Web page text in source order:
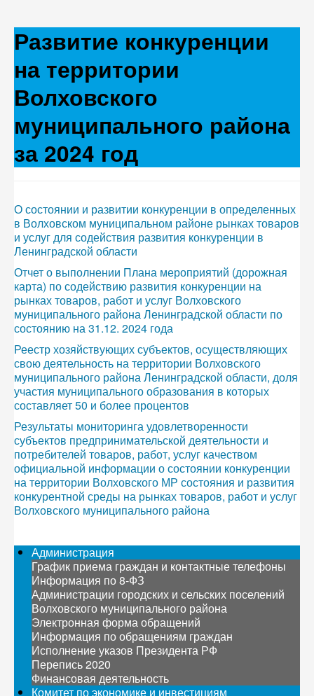
Развитие конкуренции
на территории
Волховского
муниципального района
за 2024 год
О состоянии и развитии конкуренции в определенных
в Волховском муниципальном районе рынках товаров
и услуг для содействия развития конкуренции в
Ленинградской области
Отчет о выполнении Плана мероприятий (дорожная
карта) по содействию развития конкуренции на
рынках товаров, работ и услуг Волховского
муниципального района Ленинградской области по
состоянию на 31.12. 2024 года
Реестр хозяйствующих субъектов, осуществляющих
свою деятельность на территории Волховского
муниципального района Ленинградской области, доля
участия муниципального образования в которых
составляет 50 и более процентов
Результаты мониторинга удовлетворенности
субъектов предпринимательской деятельности и
потребителей товаров, работ, услуг качеством
официальной информации о состоянии конкуренции
на территории Волховского МР состояния и развития
конкурентной среды на рынках товаров, работ и услуг
Волховского муниципального района
Администрация
График приема граждан и контактные телефоны
Информация по 8-ФЗ
Администрации городских и сельских поселений
Волховского муниципального района
Электронная форма обращений
Информация по обращениям граждан
Исполнение указов Президента РФ
Перепись 2020
Финансовая деятельность
Комитет по экономике и инвестициям